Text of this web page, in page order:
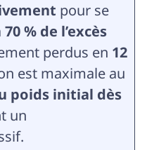
pour se
70 % de l’excès
perdus en 12
est maximale au
poids initial dès
un